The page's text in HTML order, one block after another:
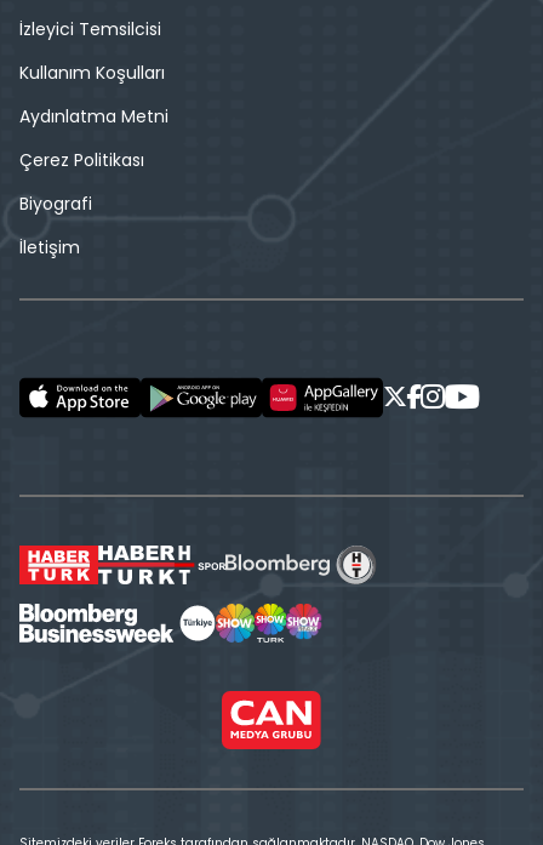
İzleyici Temsilcisi
Kullanım Koşulları
Aydınlatma Metni
Çerez Politikası
Biyografi
İletişim